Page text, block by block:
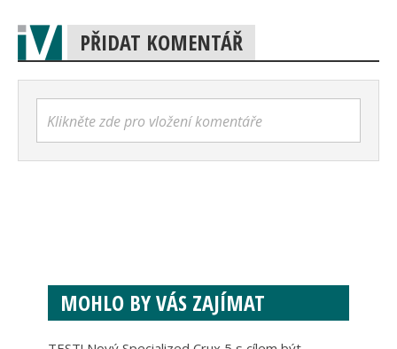
PŘIDAT KOMENTÁŘ
Klikněte zde pro vložení komentáře
MOHLO BY VÁS ZAJÍMAT